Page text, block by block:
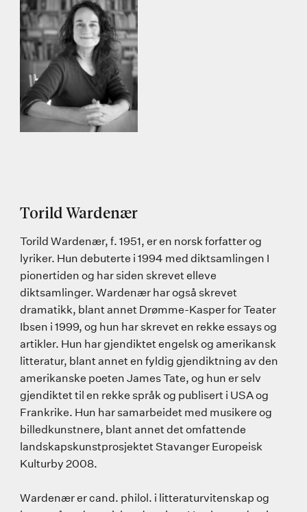
Torild Wardenær
Torild Wardenær, f. 1951, er en norsk forfatter og
lyriker. Hun debuterte i 1994 med diktsamlingen I
pionertiden og har siden skrevet elleve
diktsamlinger. Wardenær har også skrevet
dramatikk, blant annet Drømme-Kasper for Teater
Ibsen i 1999, og hun har skrevet en rekke essays og
artikler. Hun har gjendiktet engelsk og amerikansk
litteratur, blant annet en fyldig gjendiktning av den
amerikanske poeten James Tate, og hun er selv
gjendiktet til en rekke språk og publisert i USA og
Frankrike. Hun har samarbeidet med musikere og
billedkunstnere, blant annet det omfattende
landskapskunstprosjektet Stavanger Europeisk
Kulturby 2008.
Wardenær er cand. philol. i litteraturvitenskap og